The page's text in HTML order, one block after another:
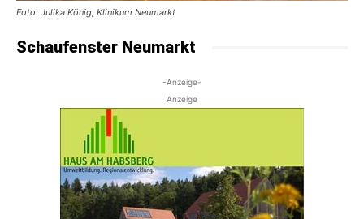
Foto: Julika König, Klinikum Neumarkt
Schaufenster Neumarkt
-Anzeige-
Anzeige